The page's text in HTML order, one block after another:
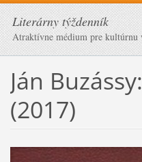
Literárny týždenník
Atraktívne médium pre kultúrnu
Ján
(2017)